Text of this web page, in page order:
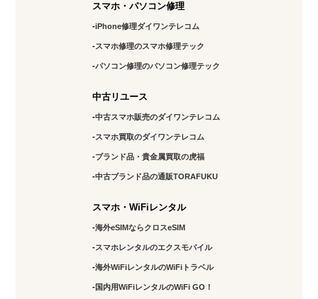
スマホ・パソコン修理
iPhone修理ダイワンテレコム
スマホ修理のスマホ修理テック
パソコン修理のパソコン修理テック
中古リユース
中古スマホ販売のダイワンテレコム
スマホ買取のダイワンテレコム
ブランド品・貴金属買取の虎福
中古ブランド品の通販TORAFUKU
スマホ・WiFiレンタル
海外eSIMならクロスeSIM
スマホレンタルのエクスモバイル
海外WiFiレンタルのWiFiトラベル
国内用WiFiレンタルのWiFi GO！